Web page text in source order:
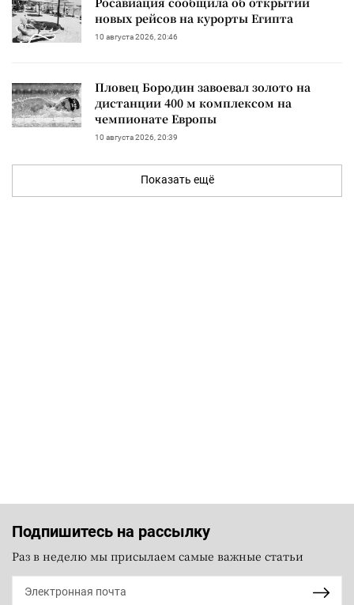
новых рейсов на курорты Египта
10 августа 2026, 20:46
Пловец Бородин завоевал золото на
дистанции 400 м комплексом на
чемпионате Европы
10 августа 2026, 20:39
Показать ещё
Подпишитесь на рассылку
Раз в неделю мы присылаем самые важные статьи